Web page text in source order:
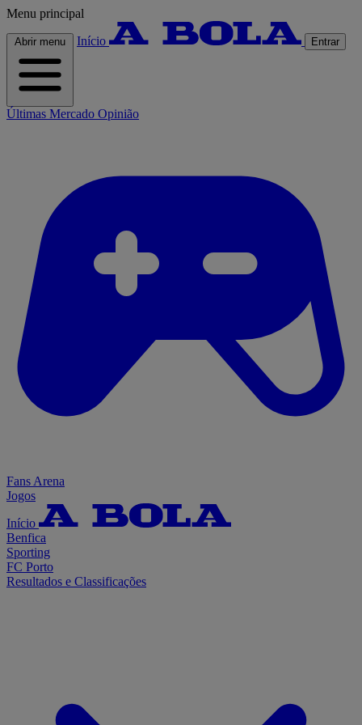
Menu principal
Abrir menu Início Entrar
Últimas Mercado Opinião
Fans Arena
Jogos
Início
Benfica
Sporting
FC Porto
Resultados e Classificações